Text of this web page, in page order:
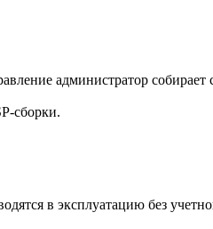
администратор собирает
сборки.
в эксплуатацию без